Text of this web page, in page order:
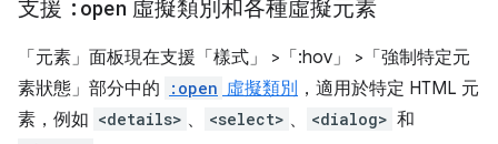
支援 :open 虛擬類別和各種虛擬元素
「元素」 面板現在支援「樣式」 >「:hov」
>「強制特定元
素狀態」 部分中的 :open 虛擬類別 ，適用於特定 HTML 元
素，例如 <details> 、 <select> 、 <dialog> 和